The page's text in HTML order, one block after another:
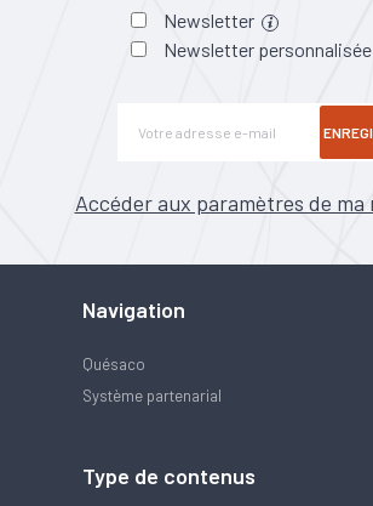
Newsletter
Newsletter personnalisée
Accéder aux paramètres de
Navigation
Quésaco
Système partenarial
Type de contenus